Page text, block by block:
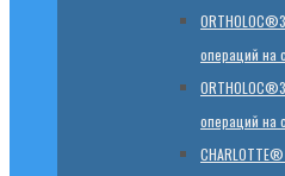
операций на
операций на